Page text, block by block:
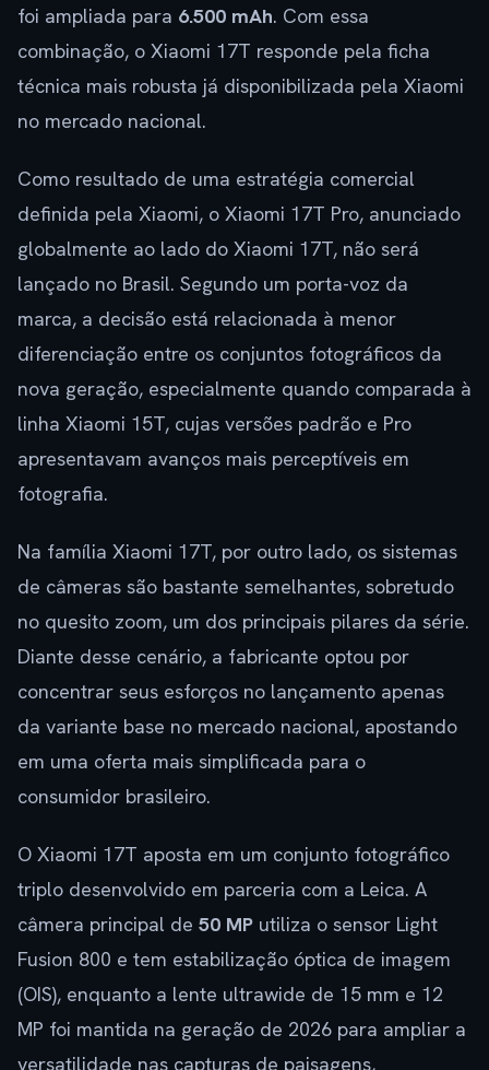
foi ampliada para 6.500 mAh. Com essa
combinação, o Xiaomi 17T responde pela ficha
técnica mais robusta já disponibilizada pela Xiaomi
no mercado nacional.
Como resultado de uma estratégia comercial
definida pela Xiaomi, o Xiaomi 17T Pro, anunciado
globalmente ao lado do Xiaomi 17T, não será
lançado no Brasil. Segundo um porta-voz da
marca, a decisão está relacionada à menor
diferenciação entre os conjuntos fotográficos da
nova geração, especialmente quando comparada à
linha Xiaomi 15T, cujas versões padrão e Pro
apresentavam avanços mais perceptíveis em
fotografia.
Na família Xiaomi 17T, por outro lado, os sistemas
de câmeras são bastante semelhantes, sobretudo
no quesito zoom, um dos principais pilares da série.
Diante desse cenário, a fabricante optou por
concentrar seus esforços no lançamento apenas
da variante base no mercado nacional, apostando
em uma oferta mais simplificada para o
consumidor brasileiro.
O Xiaomi 17T aposta em um conjunto fotográfico
triplo desenvolvido em parceria com a Leica. A
câmera principal de 50 MP utiliza o sensor Light
Fusion 800 e tem estabilização óptica de imagem
(OIS), enquanto a lente ultrawide de 15 mm e 12
MP foi mantida na geração de 2026 para ampliar a
versatilidade nas capturas de paisagens,